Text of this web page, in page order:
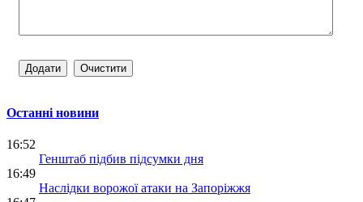
Останні новини
16:52
Генштаб підбив підсумки дня
16:49
Наслідки ворожої атаки на Запоріжжя